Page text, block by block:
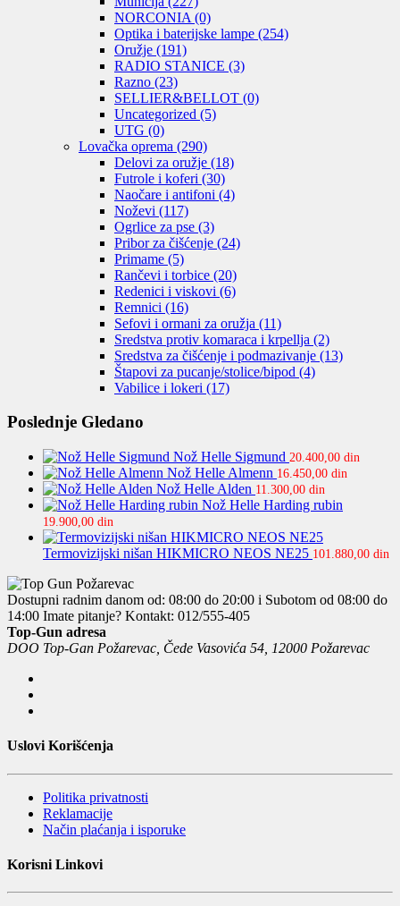
NORCONIA (0)
Optika i baterijske lampe (254)
Oružje (191)
RADIO STANICE (3)
Razno (23)
SELLIER&BELLOT (0)
Uncategorized (5)
UTG (0)
Lovačka oprema (290)
Delovi za oružje (18)
Futrole i koferi (30)
Naočare i antifoni (4)
Noževi (117)
Ogrlice za pse (3)
Pribor za čišćenje (24)
Primame (5)
Rančevi i torbice (20)
Redenici i viskovi (6)
Remnici (16)
Sefovi i ormani za oružja (11)
Sredstva protiv komaraca i krpellja (2)
Sredstva za čišćenje i podmazivanje (13)
Štapovi za pucanje/stolice/bipod (4)
Vabilice i lokeri (17)
Poslednje Gledano
Nož Helle Sigmund 20.400,00 din
Nož Helle Almenn 16.450,00 din
Nož Helle Alden 11.300,00 din
Nož Helle Harding rubin
19.900,00 din
Termovizijski nišan HIKMICRO NEOS NE25 101.880,00 din
Dostupni radnim danom od: 08:00 do 20:00 i Subotom od 08:00 do
14:00 Imate pitanje? Kontakt: 012/555-405
Top-Gun adresa
DOO Top-Gan Požarevac, Čede Vasovića 54, 12000 Požarevac
Uslovi Korišćenja
Politika privatnosti
Reklamacije
Način plaćanja i isporuke
Korisni Linkovi